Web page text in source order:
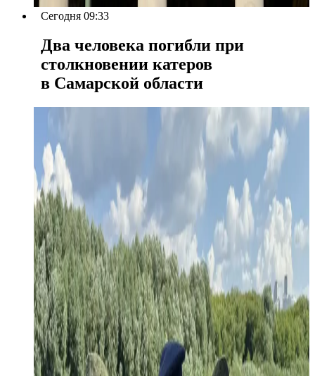
Сегодня 09:33
Два человека погибли при
столкновении катеров
в Самарской области